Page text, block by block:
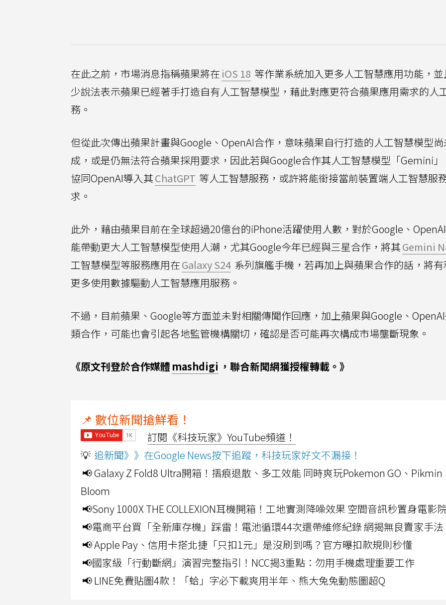
在此之前，市場消息指稱蘋果將在 iOS 18 等作業系統加入更多人工智慧應用功能，
少說法表示蘋果已經著手打造自有人工智慧模型，藉此對應更符合蘋果應用需求的人
務。
但從此次傳出蘋果計畫與Google、OpenAI合作，意味蘋果自行打造的人工智慧模型
成，或是仍無法符合蘋果採用要求，因此若與Google合作其人工智慧模型「Gemini
協同OpenAI導入其ChatGPT 等人工智慧服務，或許將能銜接當前裝置端人工智慧服
求。
此外，藉由蘋果目前在全球超過20億台的iPhone活躍使用人數，對於Google、
能帶動更大人工智慧模型使用人潮，尤其Google今年已經與三星合作，將其Gemini
工智慧模型等服務應用在Galaxy S24 系列旗艦手機，若再加上與蘋果合作的話，將
更多使用數據驅動人工智慧應用服務。
不過，目前蘋果、Google等方面並未對相關傳聞作回應，加上蘋果與Google、
類合作，可能也會引起各地監管機構關切，確認是否可能再次構成市場壟斷現象。
《原文刊登於合作媒體 mashdigi ，聯合新聞網獲授權轉載。》
📌 數位新聞搶鮮看！
訂閱《科技玩家》YouTube頻道！
💡 追新聞》》在Google News按下追蹤，科技玩家好文不漏接！
📢 Galaxy Z Fold8 Ultra開箱！摺痕退散、多工效能 同時爽玩Pokemon GO、Pikmin
Bloom
📢Sony 1000X THE COLLEXION耳機開箱！工地實測降噪效果 空間音訊秒置身電影
📢電商平台買「全新庫存機」踩雷！電池循環44次還帶維修紀錄 網揭無良賣家手法
📢 Apple Pay、信用卡搭北捷「只扣1元」是沒刷到嗎？官方曝扣款規則秒懂
📢國家級「行動斷網」演習完整指引！NCC揭3重點：勿用手機處理重要工作
📢 LINE免費貼圖4款！「蛤」字必下載爽用半年、熊大兔兔動態圖超Q